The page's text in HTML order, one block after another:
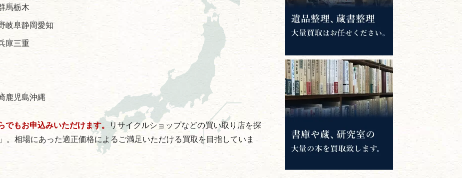
馬栃木
岐阜静岡愛知
庫三重
鹿児島沖縄
でもお申込みいただけます。リサイクルショップなどの買い取り店を探
。相場にあった適正価格によるご満足いただける買取を目指していま